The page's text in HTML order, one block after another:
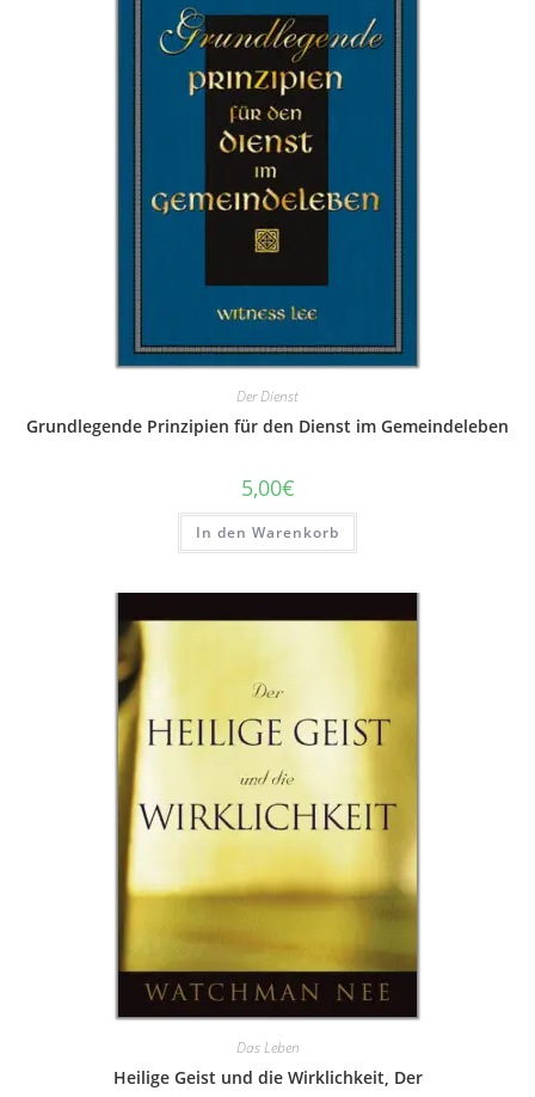
Der Dienst
Grundlegende Prinzipien für den Dienst im Gemeindeleben
5,00€
In den Warenkorb
Das Leben
Heilige Geist und die Wirklichkeit, Der